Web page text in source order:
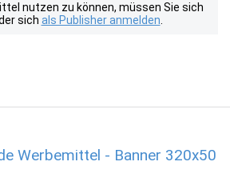
nutzen zu können, müssen Sie sich
sich als Publisher anmelden
Werbemittel - Banner 320x50